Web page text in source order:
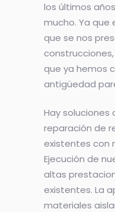
los últimos
mucho. Ya que
que se nos
que ya hemos
antigüedad
Hay soluciones
reparación de
existentes con
Ejecución de
altas
existentes. La
materiales